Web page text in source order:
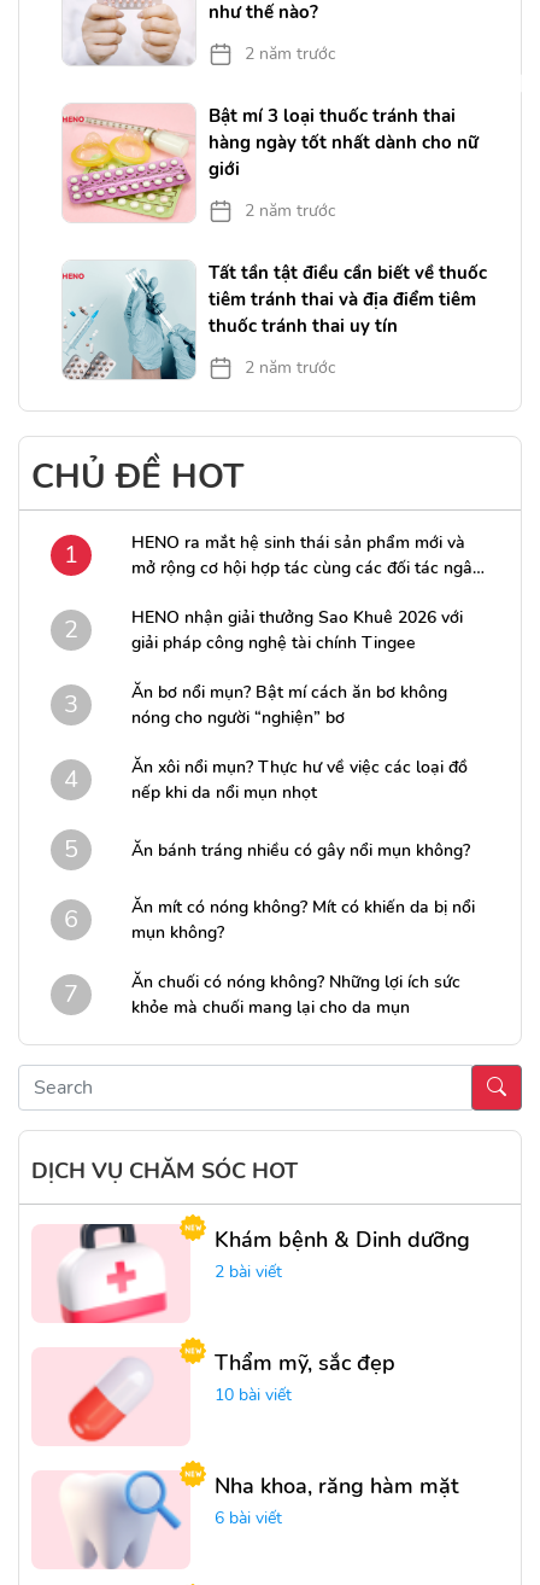
như thế nào?
2 năm trước
Bật mí 3 loại thuốc tránh thai
hàng ngày tốt nhất dành cho nữ
giới
2 năm trước
Tất tần tật điều cần biết về thuốc
tiêm tránh thai và địa điểm tiêm
thuốc tránh thai uy tín
2 năm trước
CHỦ ĐỀ HOT
1
HENO ra mắt hệ sinh thái sản phẩm mới và
mở rộng cơ hội hợp tác cùng các đối tác ngân
2
HENO nhận giải thưởng Sao Khuê 2026 với
giải pháp công nghệ tài chính Tingee
3
Ăn bơ nổi mụn? Bật mí cách ăn bơ không
nóng cho người “nghiện” bơ
4
Ăn xôi nổi mụn? Thực hư về việc các loại đồ
nếp khi da nổi mụn nhọt
5 Ăn bánh tráng nhiều có gây nổi mụn không?
6
Ăn mít có nóng không? Mít có khiến da bị nổi
mụn không?
7
Ăn chuối có nóng không? Những lợi ích sức
khỏe mà chuối mang lại cho da mụn
DỊCH VỤ CHĂM SÓC HOT
Khám bệnh & Dinh dưỡng
2 bài viết
Thẩm mỹ, sắc đẹp
10 bài viết
Nha khoa, răng hàm mặt
6 bài viết